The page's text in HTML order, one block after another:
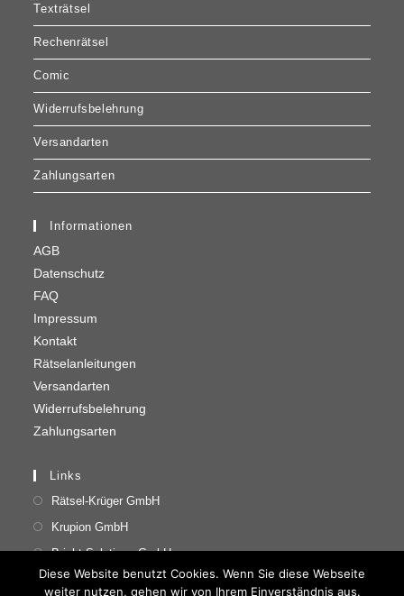
Texträtsel
Rechenrätsel
Comic
Widerrufsbelehrung
Versandarten
Zahlungsarten
Informationen
AGB
Datenschutz
FAQ
Impressum
Kontakt
Rätselanleitungen
Versandarten
Widerrufsbelehrung
Zahlungsarten
Links
Rätsel-Krüger GmbH
Krupion GmbH
Bright Solutions GmbH
Diese Website benutzt Cookies. Wenn Sie diese Webseite
weiter nutzen, gehen wir von Ihrem Einverständnis aus.